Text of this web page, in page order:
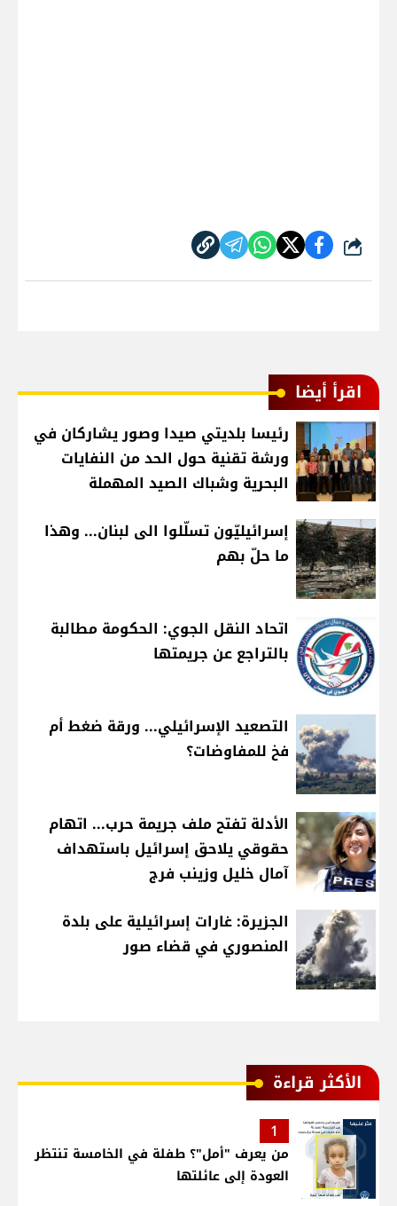
شارك
اقرأ أيضا
رئيسا بلديتي صيدا وصور يشاركان في
ورشة تقنية حول الحد من النفايات
البحرية وشباك الصيد المهملة
إسرائيليّون تسلّلوا الى لبنان... وهذا
ما حلّ بهم
اتحاد النقل الجوي: الحكومة مطالبة
بالتراجع عن جريمتها
التصعيد الإسرائيلي... ورقة ضغط أم
فخ للمفاوضات؟
الأدلة تفتح ملف جريمة حرب... اتهام
حقوقي يلاحق إسرائيل باستهداف
آمال خليل وزينب فرج
الجزيرة: غارات إسرائيلية على بلدة
المنصوري في قضاء صور
الأكثر قراءة
1
من يعرف "أمل"؟ طفلة في الخامسة تنتظر
العودة إلى عائلتها